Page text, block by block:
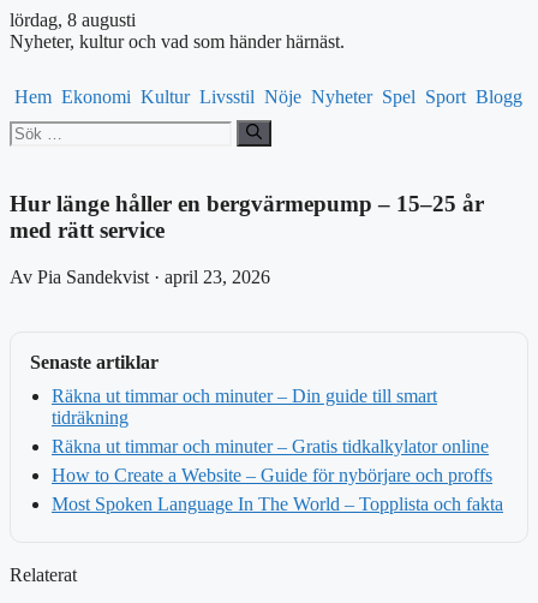
lördag, 8 augusti
Nyheter, kultur och vad som händer härnäst.
Hem Ekonomi Kultur Livsstil Nöje Nyheter Spel Sport Blogg
Sök
efter:
Hur länge håller en bergvärmepump – 15–25 år
med rätt service
Av Pia Sandekvist · april 23, 2026
Senaste artiklar
Räkna ut timmar och minuter – Din guide till smart
tidräkning
Räkna ut timmar och minuter – Gratis tidkalkylator online
How to Create a Website – Guide för nybörjare och proffs
Most Spoken Language In The World – Topplista och fakta
Relaterat